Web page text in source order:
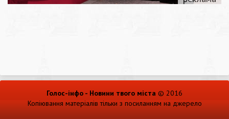
Голос-інфо - Новини твого міста © 2016
Копіювання матеріалів тільки з посиланням на джерело